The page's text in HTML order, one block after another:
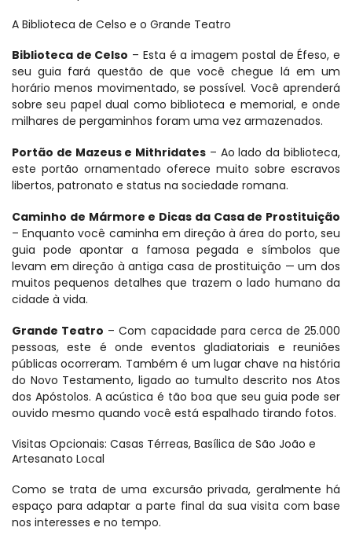
A Biblioteca de Celso e o Grande Teatro
Biblioteca de Celso – Esta é a imagem postal de Éfeso, e
seu guia fará questão de que você chegue lá em um
horário menos movimentado, se possível. Você aprenderá
sobre seu papel dual como biblioteca e memorial, e onde
milhares de pergaminhos foram uma vez armazenados.
Portão de Mazeus e Mithridates – Ao lado da biblioteca,
este portão ornamentado oferece muito sobre escravos
libertos, patronato e status na sociedade romana.
Caminho de Mármore e Dicas da Casa de Prostituição
– Enquanto você caminha em direção à área do porto, seu
guia pode apontar a famosa pegada e símbolos que
levam em direção à antiga casa de prostituição — um dos
muitos pequenos detalhes que trazem o lado humano da
cidade à vida.
Grande Teatro – Com capacidade para cerca de 25.000
pessoas, este é onde eventos gladiatoriais e reuniões
públicas ocorreram. Também é um lugar chave na história
do Novo Testamento, ligado ao tumulto descrito nos Atos
dos Apóstolos. A acústica é tão boa que seu guia pode ser
ouvido mesmo quando você está espalhado tirando fotos.
Visitas Opcionais: Casas Térreas, Basílica de São João e
Artesanato Local
Como se trata de uma excursão privada, geralmente há
espaço para adaptar a parte final da sua visita com base
nos interesses e no tempo.